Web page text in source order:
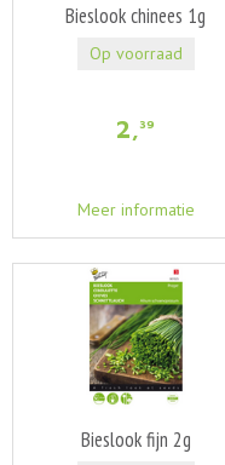
Bieslook chinees 1g
2,39
Meer informatie
Op voorraad
Bieslook fijn 2g